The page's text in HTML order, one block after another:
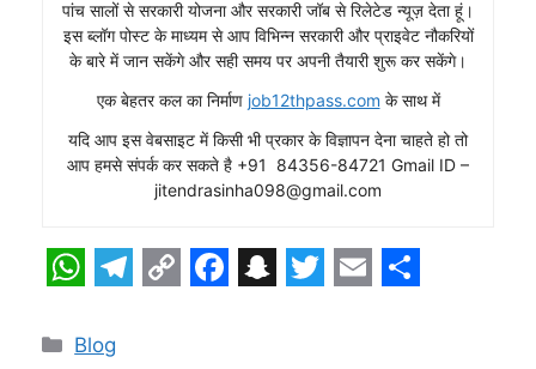
पांच सालों से सरकारी योजना और सरकारी जॉब से रिलेटेड न्यूज़ देता हूं।
इस ब्लॉग पोस्ट के माध्यम से आप विभिन्न सरकारी और प्राइवेट नौकरियों
के बारे में जान सकेंगे और सही समय पर अपनी तैयारी शुरू कर सकेंगे।
एक बेहतर कल का निर्माण job12thpass.com के साथ में
यदि आप इस वेबसाइट में किसी भी प्रकार के विज्ञापन देना चाहते हो तो
आप हमसे संपर्क कर सकते है +91 84356-84721 Gmail ID –
jitendrasinha098@gmail.com
h
e
Categories
Blog